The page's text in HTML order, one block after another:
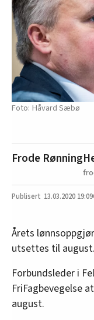
Håvard Sæbø
Frode Rønning
13.03.2020 19:09
Årets
utsettes til august.
Forbundsleder i
FriFagbevegelse
august.